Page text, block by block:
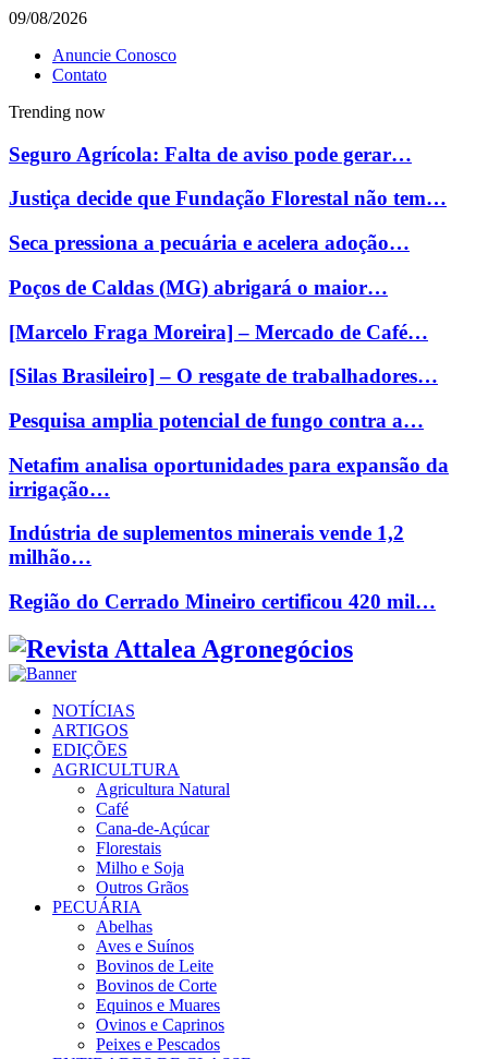
09/08/2026
Anuncie Conosco
Contato
Trending now
Seguro Agrícola: Falta de aviso pode gerar…
Justiça decide que Fundação Florestal não tem…
Seca pressiona a pecuária e acelera adoção…
Poços de Caldas (MG) abrigará o maior…
[Marcelo Fraga Moreira] – Mercado de Café…
[Silas Brasileiro] – O resgate de trabalhadores…
Pesquisa amplia potencial de fungo contra a…
Netafim analisa oportunidades para expansão da
irrigação…
Indústria de suplementos minerais vende 1,2
milhão…
Região do Cerrado Mineiro certificou 420 mil…
Facebook
Twitter
Instagram
Linkedin
Youtube
Email
NOTÍCIAS
ARTIGOS
EDIÇÕES
AGRICULTURA
Agricultura Natural
Café
Cana-de-Açúcar
Florestais
Milho e Soja
Outros Grãos
PECUÁRIA
Abelhas
Aves e Suínos
Bovinos de Leite
Bovinos de Corte
Equinos e Muares
Ovinos e Caprinos
Peixes e Pescados